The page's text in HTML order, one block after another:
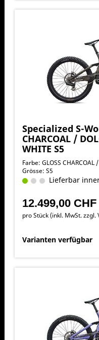
Specialized S-
CHARCOAL /
WHITE S5
Farbe: GLOSS
Grösse: S5
Lieferbar
12.499,00 CHF
pro Stück (inkl. MwSt. zzgl.
Varianten verfügbar